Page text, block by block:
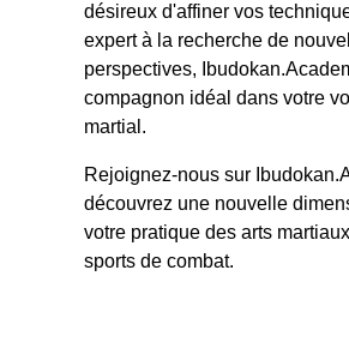
désireux d'affiner vos
expert à la recherche de
perspectives,
compagnon idéal dans votre
martial.
Rejoignez-nous sur
découvrez une nouvelle
votre pratique des arts
sports de combat.